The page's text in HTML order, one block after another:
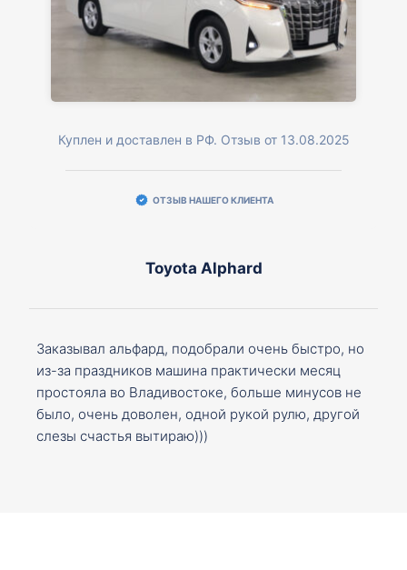
Куплен и доставлен в РФ. Отзыв от 13.08.2025
ОТЗЫВ НАШЕГО КЛИЕНТА
Toyota Alphard
Заказывал альфард, подобрали очень быстро, но
из-за праздников машина практически месяц
простояла во Владивостоке, больше минусов не
было, очень доволен, одной рукой рулю, другой
слезы счастья вытираю)))